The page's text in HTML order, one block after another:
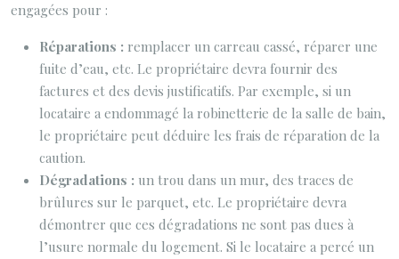
engagées pour :
Réparations : remplacer un carreau cassé, réparer une
fuite d’eau, etc. Le propriétaire devra fournir des
factures et des devis justificatifs. Par exemple, si un
locataire a endommagé la robinetterie de la salle de bain,
le propriétaire peut déduire les frais de réparation de la
caution.
Dégradations : un trou dans un mur, des traces de
brûlures sur le parquet, etc. Le propriétaire devra
démontrer que ces dégradations ne sont pas dues à
l’usure normale du logement. Si le locataire a percé un